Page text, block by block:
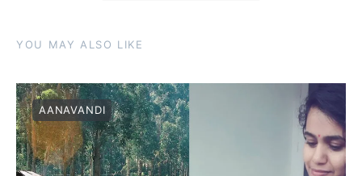
YOU MAY ALSO LIKE
AANAVANDI